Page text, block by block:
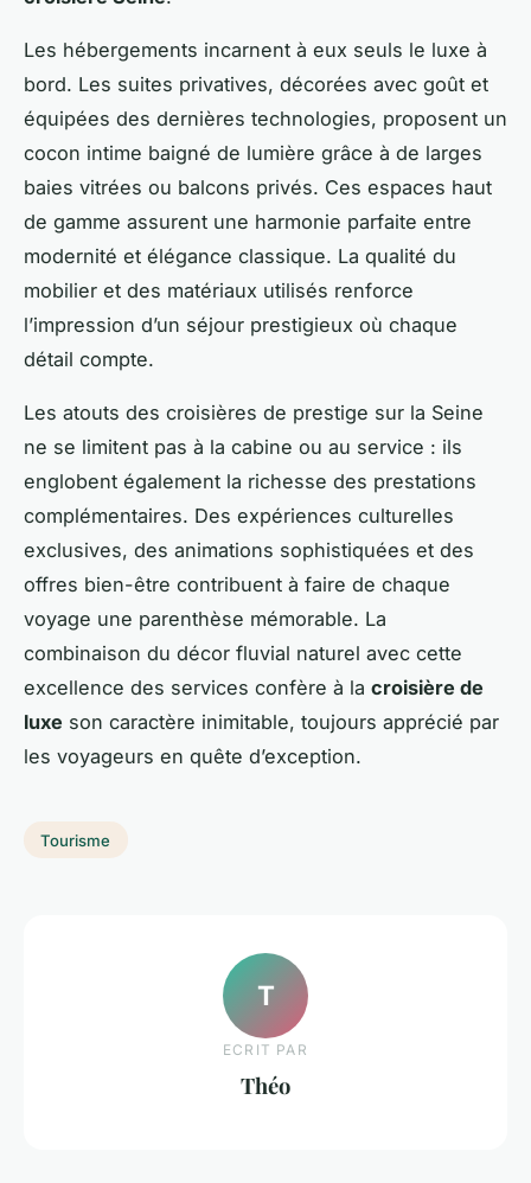
Les hébergements incarnent à eux seuls le luxe à
bord. Les suites privatives, décorées avec goût et
équipées des dernières technologies, proposent un
cocon intime baigné de lumière grâce à de larges
baies vitrées ou balcons privés. Ces espaces haut
de gamme assurent une harmonie parfaite entre
modernité et élégance classique. La qualité du
mobilier et des matériaux utilisés renforce
l’impression d’un séjour prestigieux où chaque
détail compte.
Les atouts des croisières de prestige sur la Seine
ne se limitent pas à la cabine ou au service : ils
englobent également la richesse des prestations
complémentaires. Des expériences culturelles
exclusives, des animations sophistiquées et des
offres bien-être contribuent à faire de chaque
voyage une parenthèse mémorable. La
combinaison du décor fluvial naturel avec cette
excellence des services confère à la croisière de
luxe son caractère inimitable, toujours apprécié par
les voyageurs en quête d’exception.
Tourisme
T
ECRIT PAR
Théo